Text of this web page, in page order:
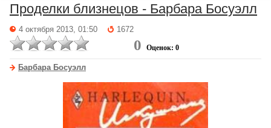
Проделки близнецов - Барбара Босуэлл
4 октября 2013, 01:50 1672
0 Оценок: 0
Барбара Босуэлл